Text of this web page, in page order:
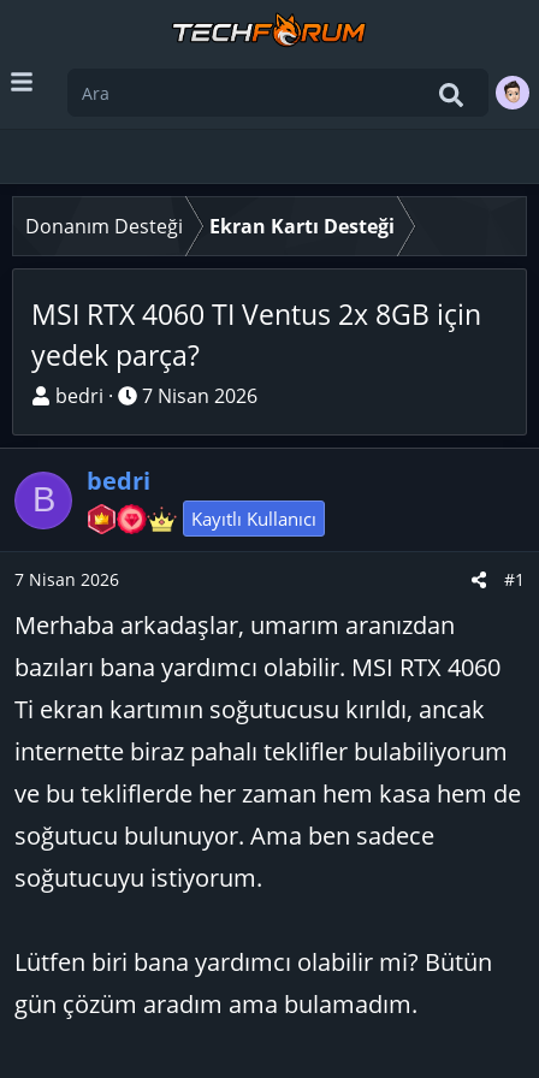
Donanım Desteği Ekran Kartı Desteği
MSI RTX 4060 TI Ventus 2x 8GB için
yedek parça?
K
n
u
ş
a
t
a
bedri
B
ş
l
a
n
ç
a
r
i
i
7 Nisan 2026
B bedri
Kayıtlı Kullanıcı
7 Nisan 2026 #1
Merhaba arkadaşlar, umarım aranızdan
bazıları bana yardımcı olabilir. MSI RTX 4060
Ti ekran kartımın soğutucusu kırıldı, ancak
internette biraz pahalı teklifler bulabiliyorum
ve bu tekliflerde her zaman hem kasa hem de
soğutucu bulunuyor. Ama ben sadece
soğutucuyu istiyorum.
Lütfen biri bana yardımcı olabilir mi? Bütün
gün çözüm aradım ama bulamadım.